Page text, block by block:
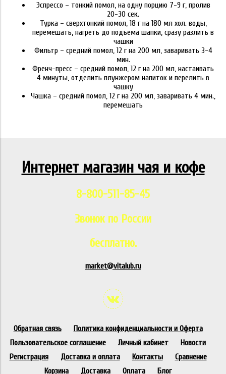
Эспрессо – тонкий помол, на одну порцию 7-9 г, пролив
20-30 сек.
Турка – сверхтонкий помол, 18 г на 180 мл хол. воды,
перемешать, нагреть до подъема шапки, сразу разлить в
чашки
Фильтр – средний помол, 12 г на 200 мл, заваривать 3-4
мин.
Френч-пресс – средний помол, 12 г на 200 мл, настаивать
4 минуты, отделить плунжером напиток и перелить в
чашку
Чашка – средний помол, 12 г на 200 мл, заваривать 4 мин.,
перемешать
Интернет магазин чая и кофе
8-800-511-85-45
Звонок по России
бесплатно.
market@vitalub.ru
Обратная связь
Политика конфиденциальности и Оферта
Пользовательское соглашение
Личный кабинет
Новости
Регистрация
Доставка и оплата Контакты
Сравнение
Корзина
Доставка Оплата Блог